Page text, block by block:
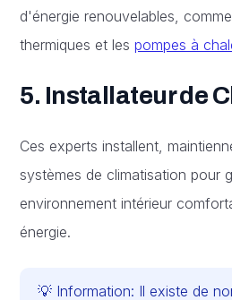
d'énergie renouvelables,
thermiques et lespompes à
5. Installateur de
Ces experts installent,
systèmes de climatisation pour
environnement intérieur
énergie.
💡 Information: Il existe de